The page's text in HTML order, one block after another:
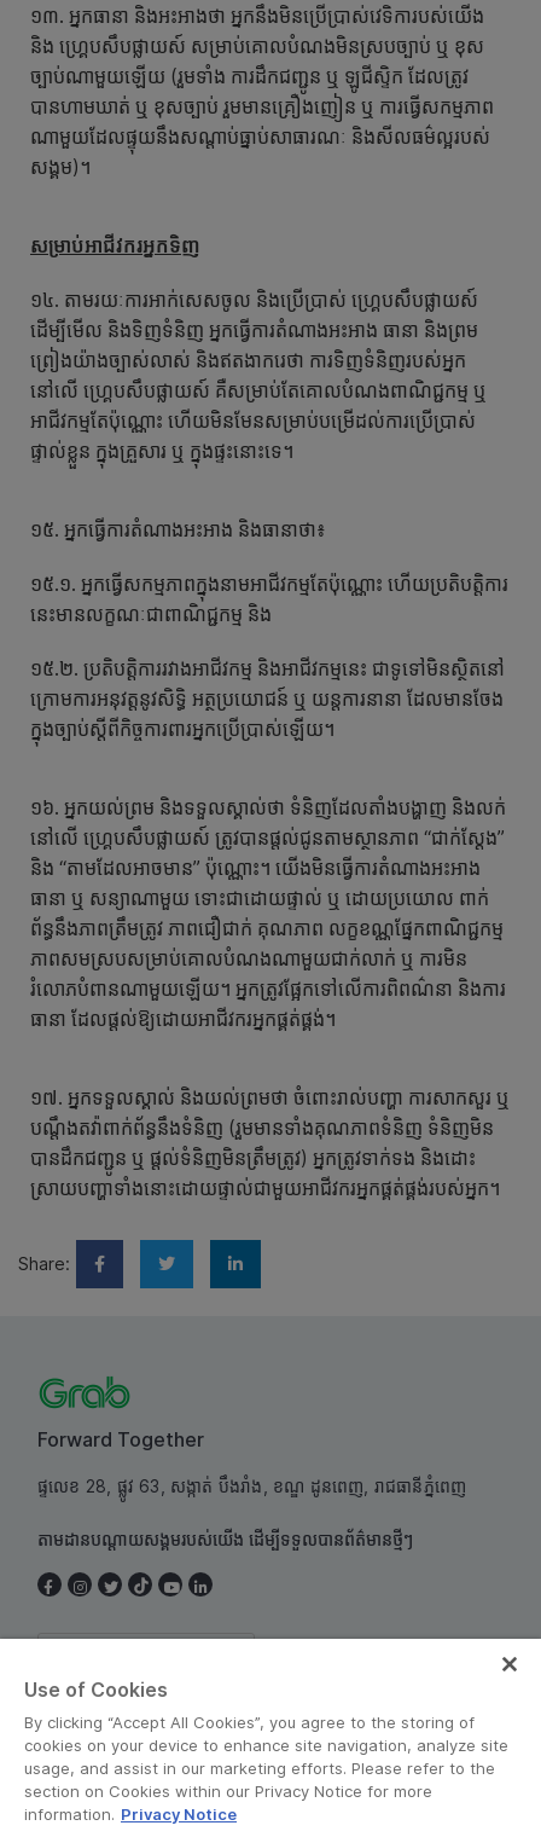
១៣. អ្នកធានា និងអះអាងថា អ្នកនឹងមិនប្រើប្រាស់វេទិការបស់យើង
និង ហ្គ្រេបសឹបផ្លាយស៍ សម្រាប់គោលបំណងមិនស្របច្បាប់ ឬ ខុស
ច្បាប់ណាមួយឡើយ (រួមទាំង ការដឹកជញ្ជូន ឬ ឡូជីស្ទិក ដែលត្រូវ
បានហាមឃាត់ ឬ ខុសច្បាប់ រួមមានគ្រឿងញៀន ឬ ការធ្វើសកម្មភាព
ណាមួយដែលផ្ទុយនឹងសណ្តាប់ធ្នាប់សាធារណៈ និងសីលធម៌ល្អរបស់
សង្គម)។
សម្រាប់អាជីវករអ្នកទិញ
១៤. តាមរយៈការអាក់សេសចូល និងប្រើប្រាស់ ហ្គ្រេបសឹបផ្លាយស៍
ដើម្បីមើល និងទិញទំនិញ អ្នកធ្វើការតំណាងអះអាង ធានា និងព្រម
ព្រៀងយ៉ាងច្បាស់លាស់ និងឥតងាករេថា ការទិញទំនិញរបស់អ្នក
នៅលើ ហ្គ្រេបសឹបផ្លាយស៍ គឺសម្រាប់តែគោលបំណងពាណិជ្ជកម្ម ឬ
អាជីវកម្មតែប៉ុណ្ណោះ ហើយមិនមែនសម្រាប់បម្រើដល់ការប្រើប្រាស់
ផ្ទាល់ខ្លួន ក្នុងគ្រួសារ ឬ ក្នុងផ្ទះនោះទេ។
១៥. អ្នកធ្វើការតំណាងអះអាង និងធានាថា៖
១៥.១. អ្នកធ្វើសកម្មភាពក្នុងនាមអាជីវកម្មតែប៉ុណ្ណោះ ហើយប្រតិបត្តិការ
នេះមានលក្ខណៈជាពាណិជ្ជកម្ម និង
១៥.២. ប្រតិបត្តិការរវាងអាជីវកម្ម និងអាជីវកម្មនេះ ជាទូទៅមិនស្ថិតនៅ
ក្រោមការអនុវត្តនូវសិទ្ធិ អត្ថប្រយោជន៍ ឬ យន្ដការនានា ដែលមានចែង
ក្នុងច្បាប់ស្តីពីកិច្ចការពារអ្នកប្រើប្រាស់ឡើយ។
១៦. អ្នកយល់ព្រម និងទទួលស្គាល់ថា ទំនិញដែលតាំងបង្ហាញ និងលក់
នៅលើ ហ្គ្រេបសឹបផ្លាយស៍ ត្រូវបានផ្តល់ជូនតាមស្ថានភាព “ជាក់ស្តែង”
និង “តាមដែលអាចមាន” ប៉ុណ្ណោះ។ យើងមិនធ្វើការតំណាងអះអាង
ធានា ឬ សន្យាណាមួយ ទោះជាដោយផ្ទាល់ ឬ ដោយប្រយោល ពាក់
ព័ន្ធនឹងភាពត្រឹមត្រូវ ភាពជឿជាក់ គុណភាព លក្ខខណ្ណផ្នែកពាណិជ្ជកម្ម
ភាពសមស្របសម្រាប់គោលបំណងណាមួយជាក់លាក់ ឬ ការមិន
រំលោភបំពានណាមួយឡើយ។ អ្នកត្រូវផ្អែកទៅលើការពិពណ៌នា និងការ
ធានា ដែលផ្តល់ឱ្យដោយអាជីវករអ្នកផ្គត់ផ្គង់។
១៧. អ្នកទទួលស្គាល់ និងយល់ព្រមថា ចំពោះរាល់បញ្ហា ការសាកសួរ ឬ
បណ្តឹងតវ៉ាពាក់ព័ន្ធនឹងទំនិញ (រួមមានទាំងគុណភាពទំនិញ ទំនិញមិន
បានដឹកជញ្ជូន ឬ ផ្ដល់ទំនិញមិនត្រឹមត្រូវ) អ្នកត្រូវទាក់ទង និងដោះ
ស្រាយបញ្ហាទាំងនោះដោយផ្ទាល់ជាមួយអាជីវករអ្នកផ្គត់ផ្គង់របស់អ្នក។
Share:
Forward Together
ផ្ទលេខ 28, ផ្លូវ 63, សង្កាត់ បឹងរាំង, ខណ្ឌ ដូនពេញ, រាជធានីភ្នំពេញ
តាមដានបណ្តាយសង្គមរបស់យើង ដើម្បីទទួលបានព័ត៌មានថ្មីៗ
Use of Cookies
By clicking “Accept All Cookies”, you agree to the storing of
cookies on your device to enhance site navigation, analyze site
usage, and assist in our marketing efforts. Please refer to the
section on Cookies within our Privacy Notice for more
information. Privacy Notice